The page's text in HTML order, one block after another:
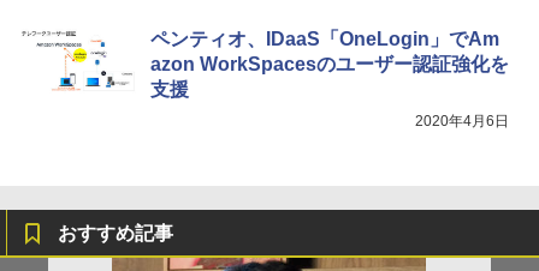
ペンティオ、IDaaS「OneLogin」でAm
azon WorkSpacesのユーザー認証強化を
支援
2020年4月6日
おすすめ記事